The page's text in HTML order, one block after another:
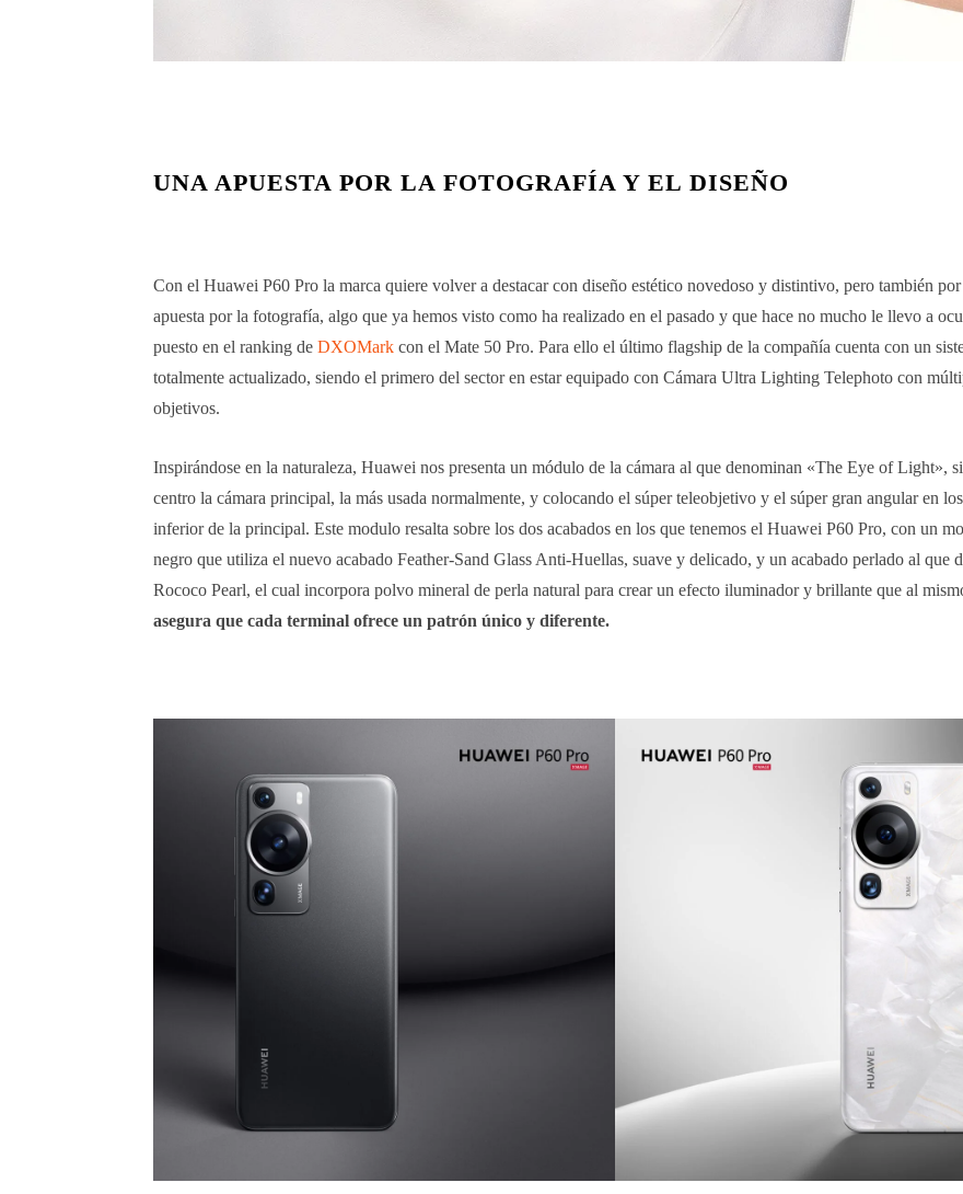
UNA APUESTA POR LA FOTOGRAFÍA Y EL DISEÑO
Con el Huawei P60 Pro la marca quiere volver a destacar con diseño estético novedoso y distintivo, pero también
apuesta por la fotografía, algo que ya hemos visto como ha realizado en el pasado y que hace no mucho le llevo a
puesto en el ranking de DXOMark con el Mate 50 Pro. Para ello el último flagship de la compañía cuenta con un
totalmente actualizado, siendo el primero del sector en estar equipado con Cámara Ultra Lighting Telephoto con
objetivos.
Inspirándose en la naturaleza, Huawei nos presenta un módulo de la cámara al que denominan «The Eye of Light»,
centro la cámara principal, la más usada normalmente, y colocando el súper teleobjetivo y el súper gran angular en
inferior de la principal. Este modulo resalta sobre los dos acabados en los que tenemos el Huawei P60 Pro, con un
negro que utiliza el nuevo acabado Feather-Sand Glass Anti-Huellas, suave y delicado, y un acabado perlado al que
Rococo Pearl, el cual incorpora polvo mineral de perla natural para crear un efecto iluminador y brillante que al
asegura que cada terminal ofrece un patrón único y diferente.